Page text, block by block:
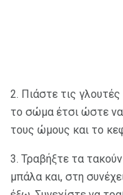
2. Πιάστε τις
το σώμα έτσι ώστε να
τους ώμους και το
3. Τραβήξτε τα
μπάλα και, στη